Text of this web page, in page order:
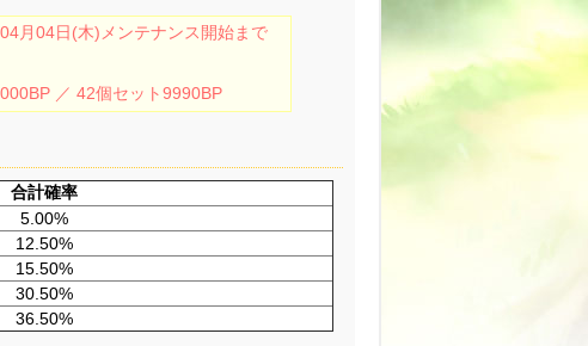
月04日(木)メンテナンス開始まで
／ 42個セット9990BP
合計確率
5.00%
12.50%
15.50%
30.50%
36.50%